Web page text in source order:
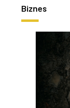
Biznes